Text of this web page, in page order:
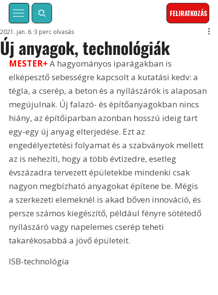
FELIRATKOZÁS
Új anyagok, technológiák
2021. jan. 6. 3 perc olvasás
MESTER+ A hagyományos iparágakban is
elképesztő sebességre kapcsolt a kutatási kedv: a
tégla, a cserép, a beton és a nyílászárók is alaposan
megújulnak. Új falazó- és építőanyagokban nincs
hiány, az építőiparban azonban hosszú ideig tart
egy-egy új anyag elterjedése. Ezt az
engedélyeztetési folyamat és a szabványok mellett
az is nehezíti, hogy a több évtizedre, esetleg
évszázadra tervezett épületekbe mindenki csak
nagyon megbízható anyagokat építene be. Mégis
a szerkezeti elemeknél is akad bőven innováció, és
persze számos kiegészítő, például fényre sötétedő
nyílászáró vagy napelemes cserép teheti
takarékosabbá a jövő épületeit.
ISB-technológia